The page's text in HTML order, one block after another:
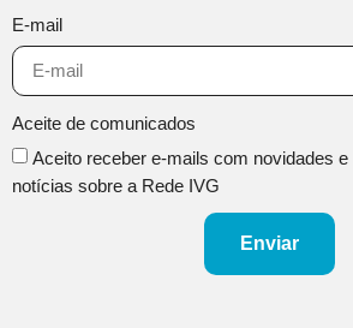
E-mail
Aceite de comunicados
Aceito receber e-mails com novidades e
notícias sobre a Rede IVG
Enviar